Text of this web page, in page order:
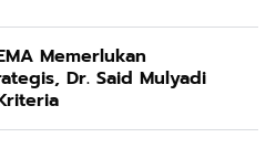
Memerlukan
Dr. Said Mulyadi